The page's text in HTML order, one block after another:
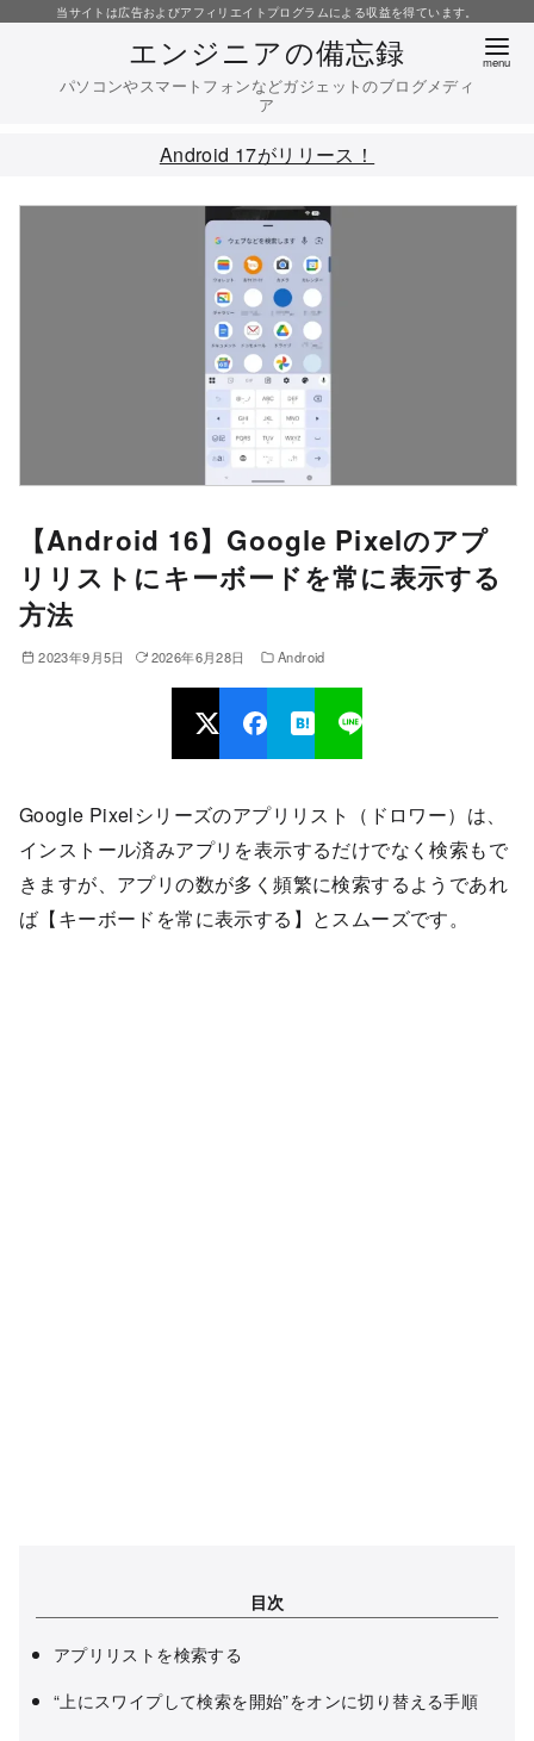
当サイトは広告およびアフィリエイトプログラムによる収益を得ています。
エンジニアの備忘録
パソコンやスマートフォンなどガジェットのブログメディ
ア
Android 17がリリース！
【Android 16】Google Pixelのアプ
リリストにキーボードを常に表示する
方法
2023年9月5日 2026年6月28日 Android
Google Pixelシリーズのアプリリスト（ドロワー）は、
インストール済みアプリを表示するだけでなく検索もで
きますが、アプリの数が多く頻繁に検索するようであれ
ば【キーボードを常に表示する】とスムーズです。
目次
アプリリストを検索する
“上にスワイプして検索を開始”をオンに切り替える手順